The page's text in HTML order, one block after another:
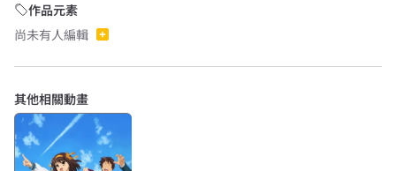
作品元素
尚未有人編輯
其他相關動畫